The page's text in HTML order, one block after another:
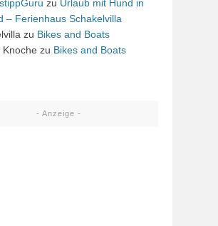
zu Urlaub mit Hund in
– Ferienhaus Schakelvilla
zu Bikes and Boats
Knoche zu Bikes and Boats
- Anzeige -